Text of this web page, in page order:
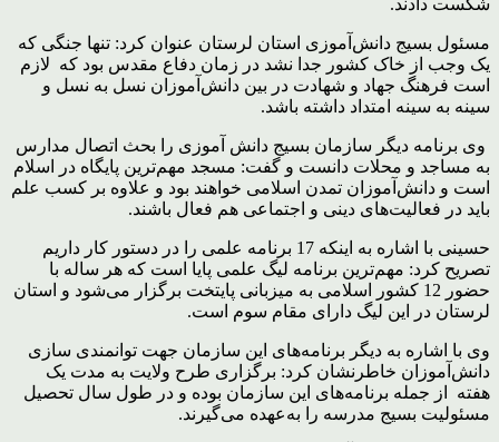
شکست دادند.
مسئول بسیج دانش‌آموزی استان لرستان عنوان کرد: تنها جنگی که
یک وجب از خاک کشور جدا نشد در زمان دفاع مقدس بود که لازم
است فرهنگ جهاد و شهادت در بین دانش‌آموزان نسل به نسل و
سینه به سینه امتداد داشته باشد.
وی برنامه دیگر سازمان بسیج دانش آموزی را بحث اتصال مدارس
به مساجد و محلات دانست و گفت: مسجد مهم‌ترین پایگاه در اسلام
است و دانش‌آموزان تمدن اسلامی خواهند بود و علاوه بر کسب علم
باید در فعالیت‌های دینی و اجتماعی هم فعال باشند.
حسینی با اشاره به اینکه 17 برنامه علمی را در دستور کار داریم
تصریح کرد: مهم‌ترین برنامه لیگ علمی پایا است که هر ساله با
حضور 12 کشور اسلامی به میزبانی پایتخت برگزار می‌شود و استان
لرستان در این لیگ دارای مقام سوم است.
وی با اشاره به دیگر برنامه‌های این سازمان جهت توانمندی سازی
دانش‌آموزان خاطرنشان کرد: برگزاری طرح ولایت به مدت یک
هفته از جمله برنامه‌های این سازمان بوده و در طول سال تحصیل
مسئولیت بسیج مدرسه را به‌عهده می‌گیرند.